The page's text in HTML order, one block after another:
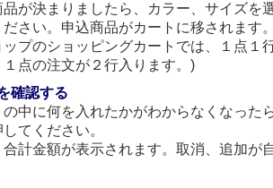
品が決まりましたら、カラー、サイズを
ださい。申込商品がカートに移されます
ップのショッピングカートでは、１点１
１点の注文が２行入ります。)
確認する
の中に何を入れたかがわからなくなった
てください。
合計金額が表示されます。取消、追加が